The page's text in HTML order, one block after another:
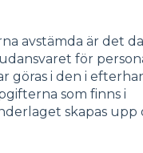
avstämda är det
för
göras i den i
som finns i
skapas upp